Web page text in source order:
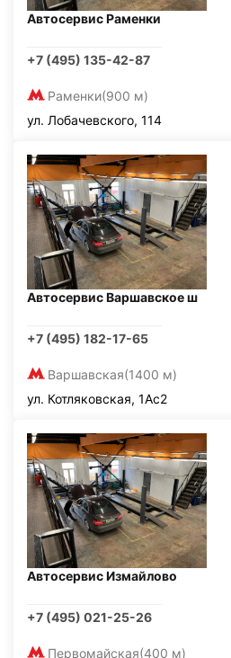
Автосервис Раменки
+7 (495) 135-42-87
Раменки(900 м)
ул. Лобачевского, 114
Автосервис Варшавское ш
+7 (495) 182-17-65
Варшавская(1400 м)
ул. Котляковская, 1Ас2
Автосервис Измайлово
+7 (495) 021-25-26
Первомайская(400 м)